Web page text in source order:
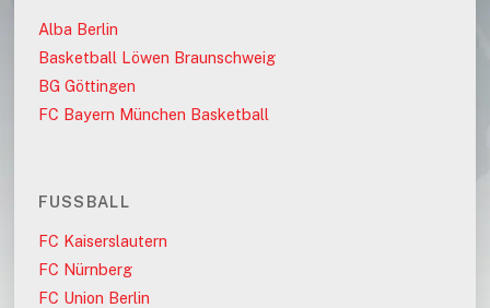
Alba Berlin
Basketball Löwen Braunschweig
BG Göttingen
FC Bayern München Basketball
FUSSBALL
FC Kaiserslautern
FC Nürnberg
FC Union Berlin